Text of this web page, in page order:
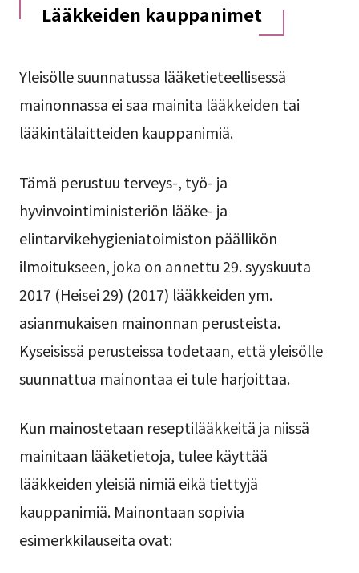
Lääkkeiden kauppanimet
Yleisölle suunnatussa lääketieteellisessä
mainonnassa ei saa mainita lääkkeiden tai
lääkintälaitteiden kauppanimiä.
Tämä perustuu terveys-, työ- ja
hyvinvointiministeriön lääke- ja
elintarvikehygieniatoimiston päällikön
ilmoitukseen, joka on annettu 29. syyskuuta
2017 (Heisei 29) (2017) lääkkeiden ym.
asianmukaisen mainonnan perusteista.
Kyseisissä perusteissa todetaan, että yleisölle
suunnattua mainontaa ei tule harjoittaa.
Kun mainostetaan reseptilääkkeitä ja niissä
mainitaan lääketietoja, tulee käyttää
lääkkeiden yleisiä nimiä eikä tiettyjä
kauppanimiä. Mainontaan sopivia
esimerkkilauseita ovat: